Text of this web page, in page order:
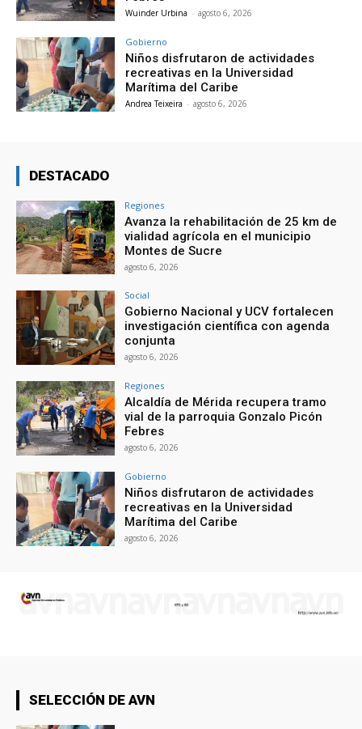
Wuinder Urbina - agosto 6, 2026
Gobierno
Niños disfrutaron de actividades
recreativas en la Universidad
Marítima del Caribe
Andrea Teixeira - agosto 6, 2026
DESTACADO
Regiones
Avanza la rehabilitación de 25 km de
vialidad agrícola en el municipio
Montes de Sucre
agosto 6, 2026
Social
Gobierno Nacional y UCV fortalecen
investigación científica con agenda
conjunta
agosto 6, 2026
Regiones
Alcaldía de Mérida recupera tramo
vial de la parroquia Gonzalo Picón
Febres
agosto 6, 2026
Gobierno
Niños disfrutaron de actividades
recreativas en la Universidad
Marítima del Caribe
agosto 6, 2026
SELECCIÓN DE AVN